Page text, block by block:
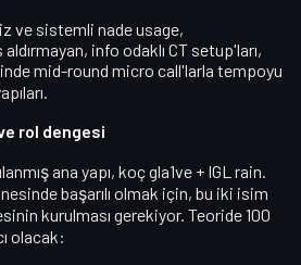
ve sistemli nade usage,
info odaklı CT setup'ları,
mid-round micro call'larla tempoyu
rol dengesi
ana yapı, koç gla1ve + IGL rain.
başarılı olmak için, bu iki isim
kurulması gerekiyor. Teoride 100
olacak: